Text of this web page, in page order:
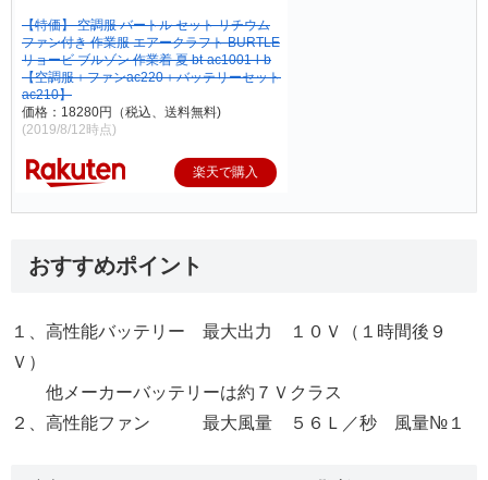
【特価】 空調服 バートル セット リチウム
ファン付き 作業服 エアークラフト BURTLE
リョービ ブルゾン 作業着 夏 bt-ac1001-l-b
【空調服＋ファンac220＋バッテリーセット
ac210】
価格：18280円（税込、送料無料)
(2019/8/12時点)
楽天で購入
おすすめポイント
１、高性能バッテリー 最大出力 １０Ｖ（１時間後９
Ｖ）
他メーカーバッテリーは約７Ｖクラス
２、高性能ファン 最大風量 ５６Ｌ／秒 風量№１